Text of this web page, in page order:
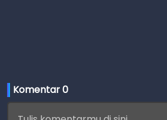
Komentar 0